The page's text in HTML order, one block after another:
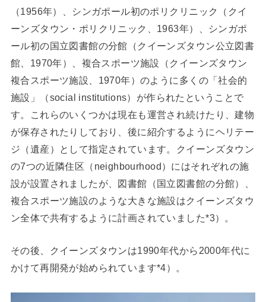
（1956年）、シンガポール初のポリクリニック（クイ
ーンズタウン・ポリクリニック、1963年）、シンガポ
ール初の国立図書館の分館（クイーンズタウン公立図書
館、1970年）、複合スポーツ施設（クイーンズタウン
複合スポーツ施設、1970年）のように多くの「社会的
施設」（social institutions）が作られたということで
す。これらのいくつかは現在も運営され続けたり、建物
が保存されたりしており、後に紹介するようにヘリテー
ジ（遺産）として指定されています。クイーンズタウン
の7つの近隣住区（neighbourhood）にはそれぞれの施
設が設置されましたが、図書館（国立図書館の分館）、
複合スポーツ施設のような大きな施設はクイーンズタウ
ン全体で共有するように計画されていました*3）。
その後、クイーンズタウンは1990年代から2000年代に
かけて再開発が始められています*4）。